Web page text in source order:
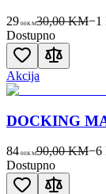
29 00KM30,00 KM−1
Dostupno
Akcija
DOCKING
84 00KM90,00 KM−6
Dostupno